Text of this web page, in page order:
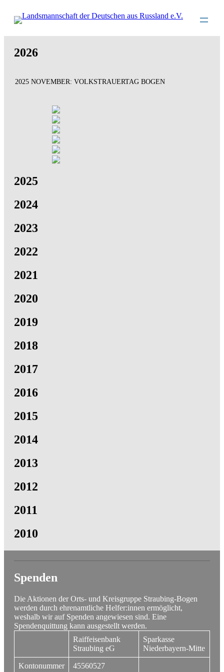
zum
Inhalt
wechseln
2026
2025 NOVEMBER: VOLKSTRAUERTAG BOGEN
2025
2024
2023
2022
2021
2020
2019
2018
2017
2016
2015
2014
2013
2012
2011
2010
Spenden
Die Aktionen der Orts- und Kreisgruppe Straubing-Bogen
werden durch ehrenamtliche Helfer:innen ermöglicht,
weshalb wir auf Spenden angewiesen sind. Eine
Spendenquittung kann ausgestellt werden.
Raiffeisenbank
Straubing eG
Sparkasse
Niederbayern-Mitte
Kontonummer 45560527